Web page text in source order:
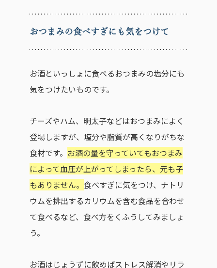
おつまみの食べすぎにも気をつけて
お酒といっしょに食べるおつまみの塩分にも
気をつけたいものです。
チーズやハム、明太子などはおつまみによく
登場しますが、塩分や脂質が高くなりがちな
食材です。 お酒の量を守っていてもおつまみ
によって血圧が上がってしまったら、元も子
もありません。 食べすぎに気をつけ、ナトリ
ウムを排出するカリウムを含む食品を合わせ
て食べるなど、食べ方をくふうしてみましょ
う。
お酒はじょうずに飲めばストレス解消やリラ